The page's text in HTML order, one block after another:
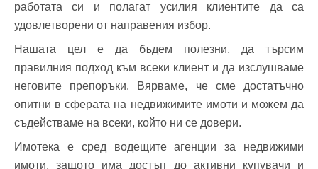
работата си и полагат усилия клиентите да са
удовлетворени от направения избор.
Нашата цел е да бъдем полезни, да търсим
правилния подход към всеки клиент и да изслушваме
неговите препоръки. Вярваме, че сме достатъчно
опитни в сферата на недвижимите имоти и можем да
съдействаме на всеки, който ни се довери.
Имотека е сред водещите агенции за недвижими
имоти, защото има достъп до активни купувачи и